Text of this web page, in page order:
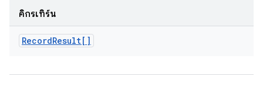
คิกรีเทิร์น
RecordResult[]